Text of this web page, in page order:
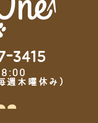
3415
週木曜休み）